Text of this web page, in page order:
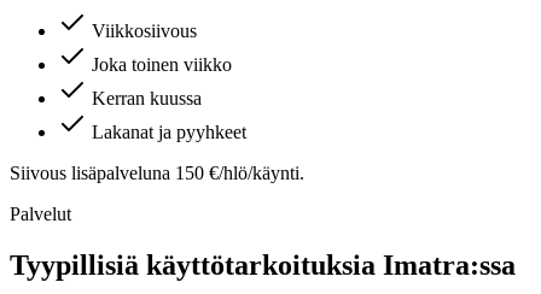
Viikkosiivous
Joka toinen viikko
Kerran kuussa
Lakanat ja pyyhkeet
Siivous lisäpalveluna 150 €/hlö/käynti.
Palvelut
Tyypillisiä käyttötarkoituksia Imatra:ssa